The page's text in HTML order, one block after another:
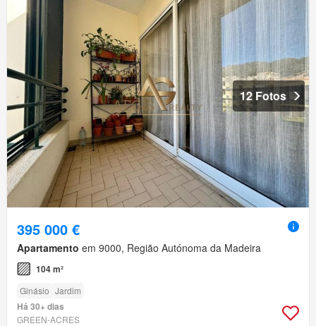
12 Fotos
395 000 €
Apartamento em 9000, Região Autónoma da Madeira
104 m²
Ginásio Jardim
Há 30+ dias
GREEN-ACRES